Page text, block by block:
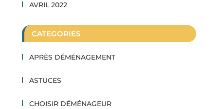
AVRIL 2022
CATEGORIES
APRÈS DÉMÉNAGEMENT
ASTUCES
CHOISIR DÉMÉNAGEUR